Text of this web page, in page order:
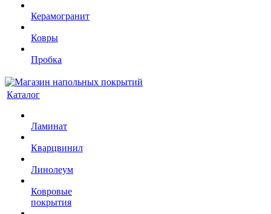
Керамогранит
Ковры
Пробка
Каталог
Ламинат
Кварцвинил
Линолеум
Ковровые
покрытия